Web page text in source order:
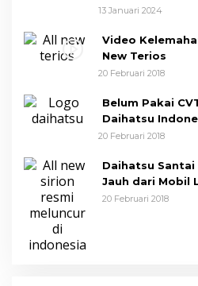
13 Januari 2024
Video
New Terios
20 Februari 2018
Belum Pakai
Daihatsu
20 Februari 2018
Daihatsu Santai
Jauh dari Mobil
20 Februari 2018